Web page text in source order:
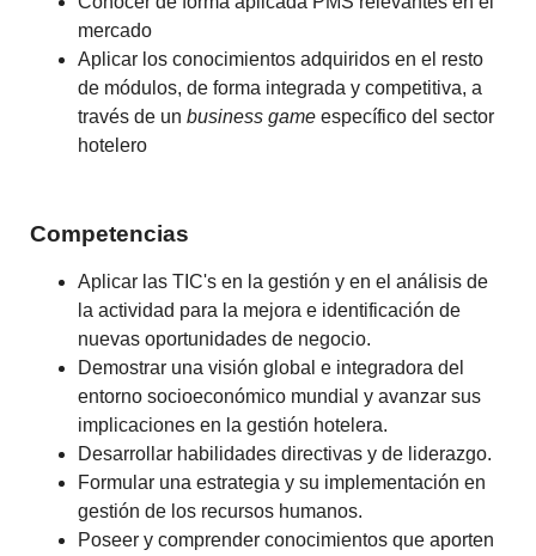
mercado
Aplicar los conocimientos adquiridos en el resto
de módulos, de forma integrada y competitiva, a
través de unbusiness game específico del sector
hotelero
Competencias
Aplicar las TIC's en la gestión y en el análisis de
la actividad para la mejora e identificación de
nuevas oportunidades de negocio.
Demostrar una visión global e integradora del
entorno socioeconómico mundial y avanzar sus
implicaciones en la gestión hotelera.
Desarrollar habilidades directivas y de liderazgo.
Formular una estrategia y su implementación en
gestión de los recursos humanos.
Poseer y comprender conocimientos que aporten